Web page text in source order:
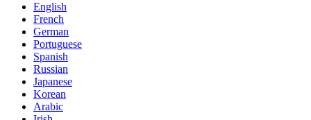
English
French
German
Portuguese
Spanish
Russian
Japanese
Korean
Arabic